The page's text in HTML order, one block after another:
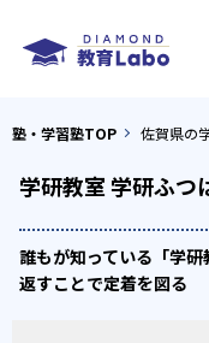
塾・学習塾TOP 佐賀県の
学研教室 学研ふつ
誰もが知っている「学
返すことで定着を図る